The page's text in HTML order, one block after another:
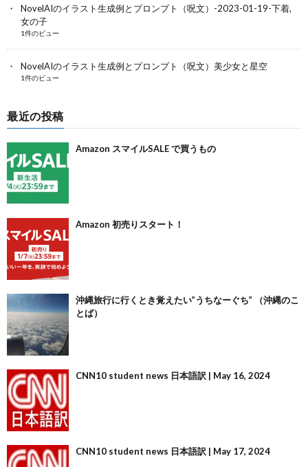
NovelAIのイラスト生成例とプロンプト（呪文）-2023-01-19-下着,
女の子
1件のビュー
NovelAIのイラスト生成例とプロンプト（呪文）美少女と星空
1件のビュー
最近の投稿
Amazon スマイルSALE で買うもの
Amazon 初売りスタート！
沖縄旅行に行くとき覚えたい”うちなーぐち” （沖縄のこ
とば）
CNN10 student news 日本語訳 | May 16, 2024
CNN10 student news 日本語訳 | May 17, 2024